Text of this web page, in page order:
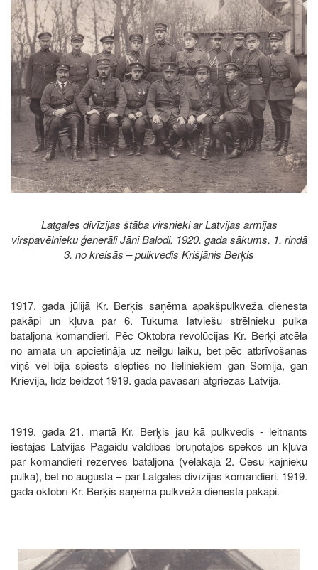
Latgales divīzijas štāba virsnieki ar Latvijas armijas
virspavēlnieku ģenerāli Jāni Balodi. 1920. gada sākums. 1. rindā
3. no kreisās – pulkvedis Krišjānis Berķis
1917. gada jūlijā Kr. Berķis saņēma apakšpulkveža dienesta
pakāpi un kļuva par 6. Tukuma latviešu strēlnieku pulka
bataljona komandieri. Pēc Oktobra revolūcijas Kr. Berķi atcēla
no amata un apcietināja uz neilgu laiku, bet pēc atbrīvošanas
viņš vēl bija spiests slēpties no lieliniekiem gan Somijā, gan
Krievijā, līdz beidzot 1919. gada pavasarī atgriezās Latvijā.
1919. gada 21. martā Kr. Berķis jau kā pulkvedis - leitnants
iestājās Latvijas Pagaidu valdības bruņotajos spēkos un kļuva
par komandieri rezerves bataljonā (vēlākajā 2. Cēsu kājnieku
pulkā), bet no augusta – par Latgales divīzijas komandieri. 1919.
gada oktobrī Kr. Berķis saņēma pulkveža dienesta pakāpi.
Image